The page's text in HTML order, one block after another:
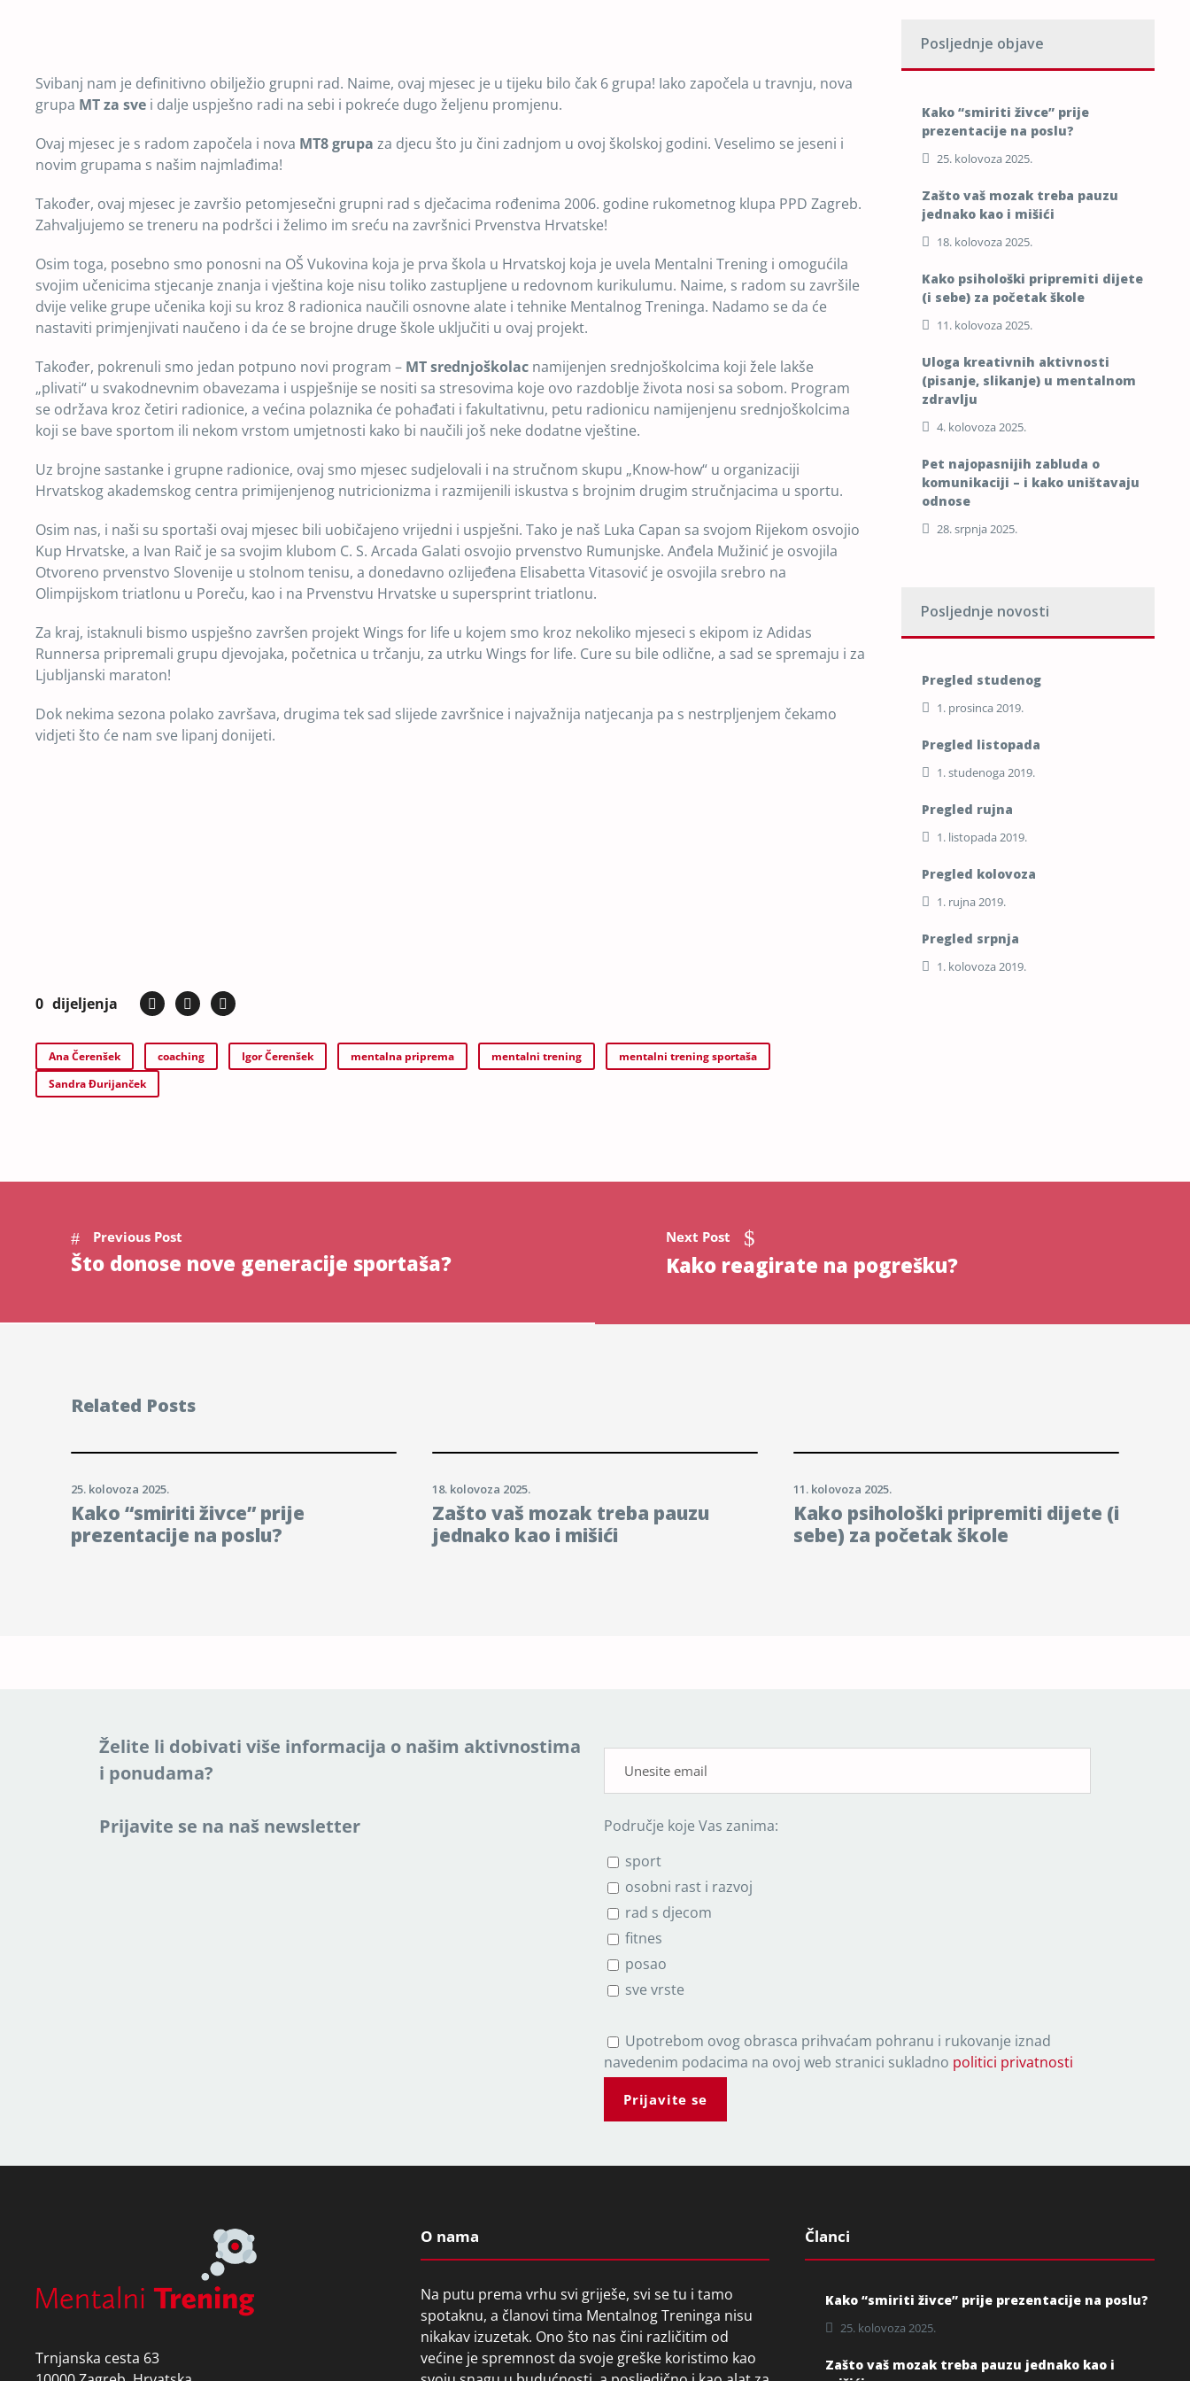
Svibanj nam je definitivno obilježio grupni rad. Naime, ovaj mjesec je u tijeku bilo čak 6 grupa! Iako započela u travnju, nova
grupa MT za sve i dalje uspješno radi na sebi i pokreće dugo željenu promjenu.
Ovaj mjesec je s radom započela i nova MT8 grupa za djecu što ju čini zadnjom u ovoj školskoj godini. Veselimo se jeseni i
novim grupama s našim najmlađima!
Također, ovaj mjesec je završio petomjesečni grupni rad s dječacima rođenima 2006. godine rukometnog klupa PPD Zagreb.
Zahvaljujemo se treneru na podršci i želimo im sreću na završnici Prvenstva Hrvatske!
Osim toga, posebno smo ponosni na OŠ Vukovina koja je prva škola u Hrvatskoj koja je uvela Mentalni Trening i omogućila
svojim učenicima stjecanje znanja i vještina koje nisu toliko zastupljene u redovnom kurikulumu. Naime, s radom su završile
dvije velike grupe učenika koji su kroz 8 radionica naučili osnovne alate i tehnike Mentalnog Treninga. Nadamo se da će
nastaviti primjenjivati naučeno i da će se brojne druge škole uključiti u ovaj projekt.
Također, pokrenuli smo jedan potpuno novi program – MT srednjoškolac namijenjen srednjoškolcima koji žele lakše
„plivati“ u svakodnevnim obavezama i uspješnije se nositi sa stresovima koje ovo razdoblje života nosi sa sobom. Program
se održava kroz četiri radionice, a većina polaznika će pohađati i fakultativnu, petu radionicu namijenjenu srednjoškolcima
koji se bave sportom ili nekom vrstom umjetnosti kako bi naučili još neke dodatne vještine.
Uz brojne sastanke i grupne radionice, ovaj smo mjesec sudjelovali i na stručnom skupu „Know-how“ u organizaciji
Hrvatskog akademskog centra primijenjenog nutricionizma i razmijenili iskustva s brojnim drugim stručnjacima u sportu.
Osim nas, i naši su sportaši ovaj mjesec bili uobičajeno vrijedni i uspješni. Tako je naš Luka Capan sa svojom Rijekom osvojio
Kup Hrvatske, a Ivan Raič je sa svojim klubom C. S. Arcada Galati osvojio prvenstvo Rumunjske. Anđela Mužinić je osvojila
Otvoreno prvenstvo Slovenije u stolnom tenisu, a donedavno ozlijeđena Elisabetta Vitasović je osvojila srebro na
Olimpijskom triatlonu u Poreču, kao i na Prvenstvu Hrvatske u supersprint triatlonu.
Za kraj, istaknuli bismo uspješno završen projekt Wings for life u kojem smo kroz nekoliko mjeseci s ekipom iz Adidas
Runnersa pripremali grupu djevojaka, početnica u trčanju, za utrku Wings for life. Cure su bile odlične, a sad se spremaju i za
Ljubljanski maraton!
Dok nekima sezona polako završava, drugima tek sad slijede završnice i najvažnija natjecanja pa s nestrpljenjem čekamo
vidjeti što će nam sve lipanj donijeti.
0 dijeljenja
Ana Čerenšek coaching Igor Čerenšek mentalna priprema mentalni trening
mentalni trening sportaša
Sandra Đurijanček
Posljednje objave
Kako “smiriti živce” prije
prezentacije na poslu?
25. kolovoza 2025.
Zašto vaš mozak treba pauzu
jednako kao i mišići
18. kolovoza 2025.
Kako psihološki pripremiti dijete
(i sebe) za početak škole
11. kolovoza 2025.
Uloga kreativnih aktivnosti
(pisanje, slikanje) u mentalnom
zdravlju
4. kolovoza 2025.
Pet najopasnijih zabluda o
komunikaciji – i kako uništavaju
odnose
28. srpnja 2025.
Posljednje novosti
Pregled studenog
1. prosinca 2019.
Pregled listopada
1. studenoga 2019.
Pregled rujna
1. listopada 2019.
Pregled kolovoza
1. rujna 2019.
Pregled srpnja
1. kolovoza 2019.
Previous Post
Što donose nove generacije sportaša?
Next Post
Kako reagirate na pogrešku?
Related Posts
25. kolovoza 2025.
Kako “smiriti živce” prije
prezentacije na poslu?
18. kolovoza 2025.
Zašto vaš mozak treba pauzu
jednako kao i mišići
11. kolovoza 2025.
Kako psihološki pripremiti dijete (i
sebe) za početak škole
Želite li dobivati više informacija o našim aktivnostima
i ponudama?
Prijavite se na naš newsletter
Područje koje Vas zanima:
sport
osobni rast i razvoj
rad s djecom
fitnes
posao
sve vrste
l
e
t
i
s
f
i
Upotrebom ovog obrasca prihvaćam pohranu i rukovanje iznad
navedenim podacima na ovoj web stranici sukladno politici privatnosti
Trnjanska cesta 63
O nama
Na putu prema vrhu svi griješe, svi se tu i tamo
spotaknu, a članovi tima Mentalnog Treninga nisu
nikakav izuzetak. Ono što nas čini različitim od
većine je spremnost da svoje greške koristimo kao
Članci
Kako “smiriti živce” prije prezentacije na poslu?
25. kolovoza 2025.
Zašto vaš mozak treba pauzu jednako kao i